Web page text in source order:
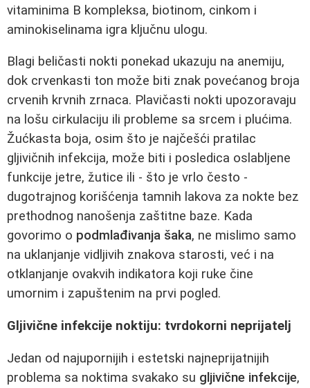
vitaminima B kompleksa, biotinom, cinkom i
aminokiselinama igra ključnu ulogu.
Blagi beličasti nokti ponekad ukazuju na anemiju,
dok crvenkasti ton može biti znak povećanog broja
crvenih krvnih zrnaca. Plavičasti nokti upozoravaju
na lošu cirkulaciju ili probleme sa srcem i plućima.
Žućkasta boja, osim što je najčešći pratilac
gljivičnih infekcija, može biti i posledica oslabljene
funkcije jetre, žutice ili - što je vrlo često -
dugotrajnog korišćenja tamnih lakova za nokte bez
prethodnog nanošenja zaštitne baze. Kada
govorimo o podmlađivanja šaka, ne mislimo samo
na uklanjanje vidljivih znakova starosti, već i na
otklanjanje ovakvih indikatora koji ruke čine
umornim i zapuštenim na prvi pogled.
Gljivične infekcije noktiju: tvrdokorni neprijatelj
Jedan od najupornijih i estetski najneprijatnijih
problema sa noktima svakako su gljivične infekcije,